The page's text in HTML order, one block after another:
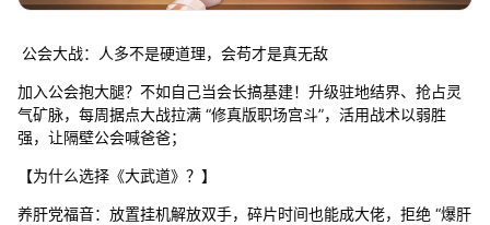
公会大战：人多不是硬道理，会苟才是真无敌
加入公会抱大腿？不如自己当会长搞基建！升级驻地结界、抢占灵
气矿脉，每周据点大战拉满 “修真版职场宫斗”，活用战术以弱胜
强，让隔壁公会喊爸爸；
【为什么选择《大武道》？】
养肝党福音：放置挂机解放双手，碎片时间也能成大佬，拒绝 “爆肝